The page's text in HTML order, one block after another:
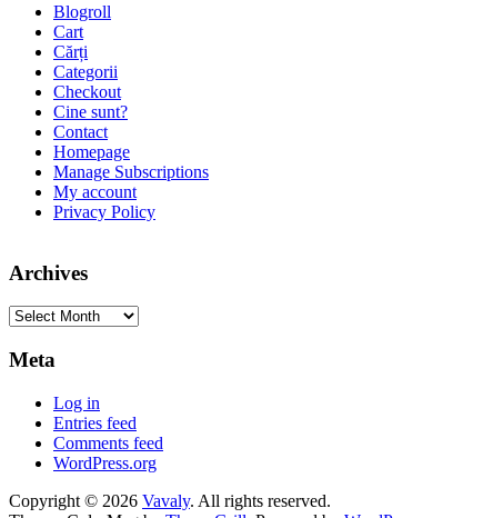
Blogroll
Cart
Cărți
Categorii
Checkout
Cine sunt?
Contact
Homepage
Manage Subscriptions
My account
Privacy Policy
Archives
Archives
Meta
Log in
Entries feed
Comments feed
WordPress.org
Copyright © 2026 Vavaly. All rights reserved.